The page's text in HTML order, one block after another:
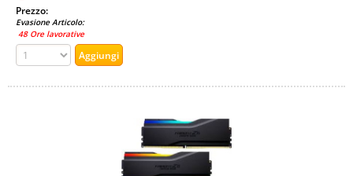
Prezzo:
Evasione Articolo:
48 Ore lavorative